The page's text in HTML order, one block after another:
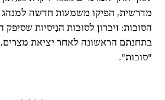
מדרשית, הפיקו משמעות חדשה למנהג
הסוכות: זיכרון לסוכות הנִיסיות
בתחנתם הראשונה לאחר יציאת
"סוכות".